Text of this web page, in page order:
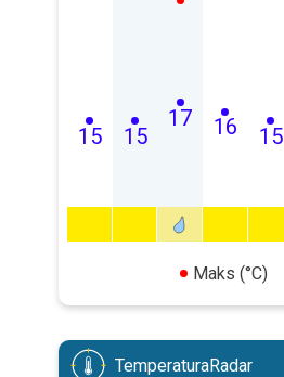
15 15
17 16 15
Maks (°C)
TemperaturaRadar